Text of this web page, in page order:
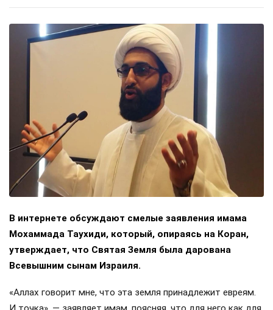
В интернете обсуждают смелые заявления имама
Мохаммада Таухиди, который, опираясь на Коран,
утверждает, что Святая Земля была дарована
Всевышним сынам Израиля.
«Аллах говорит мне, что эта земля принадлежит евреям.